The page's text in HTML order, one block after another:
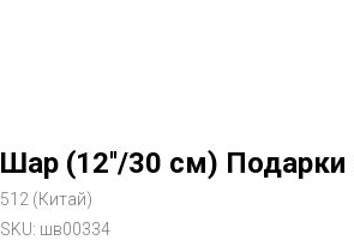
Шар (12''/30 см) Подарки
512 (Китай)
SKU: шв00334